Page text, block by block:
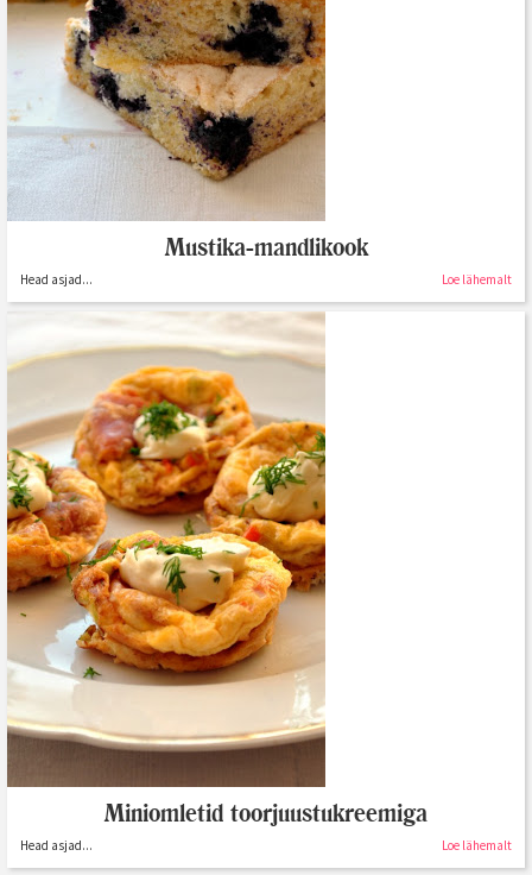
Mustika-mandlikook
Head asjad... Loe lähemalt
Miniomletid toorjuustukreemiga
Head asjad... Loe lähemalt